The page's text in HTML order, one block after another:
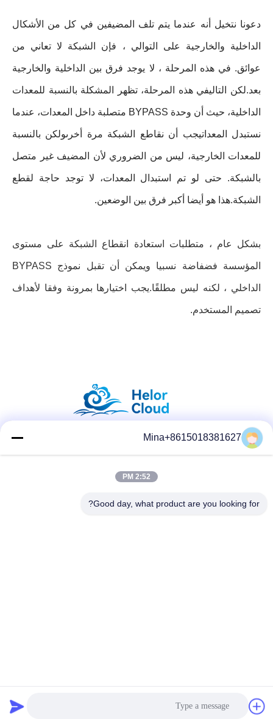
دعونا نتخيل أنه عندما يتم تلف المضيفين في كل من الأشكال
الداخلية والخارجية على التوالي ، فإن الشبكة لا تعاني من
عوائق. في هذه المرحلة ، لا يوجد فرق بين الداخلية والخارجية
بعد.لكن التاليفي هذه المرحلة، تظهر المشكلة بالنسبة للمعدات
الداخلية، حيث أن وحدة BYPASS متصلبة داخل المعدات، عندما
نستبدل المعداتيجب أن نقاطع الشبكة مرة أخرىولكن بالنسبة
للمعدات الخارجية، ليس من الضروري لأن المضيف غير متصل
بالشبكة. حتى لو تم استبدال المعدات، لا توجد حاجة لقطع
الشبكة.هذا هو أيضا أكبر فرق بين الوضعين.
بشكل عام ، متطلبات استعادة انقطاع الشبكة على مستوى
المؤسسة فضفاضة نسبيا ويمكن أن تقبل نموذج BYPASS
الداخلي ، لكنه ليس مطلقًا.يجب اختيارها بمرونة وفقا لأهداف
تصميم المستخدم.
الاتصال السريع
Shenzhen Helor Cloud Computer Co., Ltd. . جميع الحقوقمحجوز.
Mina+8615018381627
2:52 PM
Good day, what product are you looking for?